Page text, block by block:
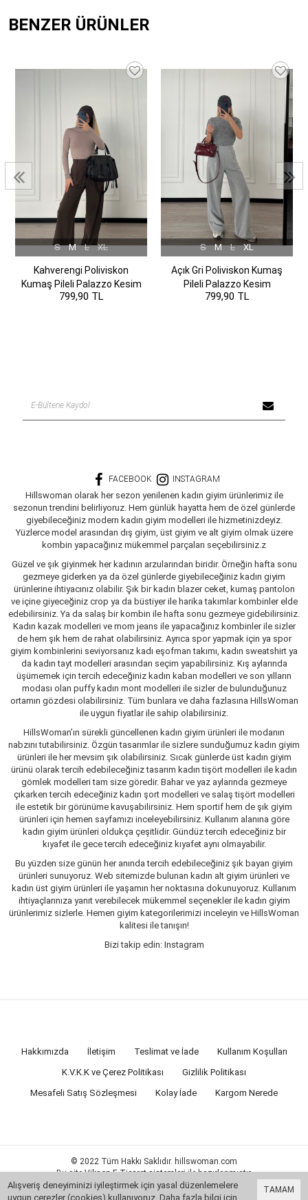
BENZER ÜRÜNLER
S M L XL
Kahverengi Poliviskon
Kumaş Pileli Palazzo Kesim
Pantolon
799,90 TL
S M L XL
Açık Gri Poliviskon Kumaş
Pileli Palazzo Kesim
Pantolon
799,90 TL
FACEBOOK INSTAGRAM
Hillswoman olarak her sezon yenilenen kadın giyim ürünlerimiz ile
sezonun trendini belirliyoruz. Hem günlük hayatta hem de özel günlerde
giyebileceğiniz modern kadın giyim modelleri ile hizmetinizdeyiz.
Yüzlerce model arasından dış giyim, üst giyim ve alt giyim olmak üzere
kombin yapacağınız mükemmel parçaları seçebilirsiniz.z
Güzel ve şık giyinmek her kadının arzularından biridir. Örneğin hafta sonu
gezmeye giderken ya da özel günlerde giyebileceğiniz kadın giyim
ürünlerine ihtiyacınız olabilir. Şık bir kadın blazer ceket, kumaş pantolon
ve içine giyeceğiniz crop ya da büstiyer ile harika takımlar kombinler elde
edebilirsiniz. Ya da salaş bir kombin ile hafta sonu gezmeye gidebilirsiniz.
Kadın kazak modelleri ve mom jeans ile yapacağınız kombinler ile sizler
de hem şık hem de rahat olabilirsiniz. Ayrıca spor yapmak için ya spor
giyim kombinlerini seviyorsanız kadı eşofman takımı, kadın sweatshirt ya
da kadın tayt modelleri arasından seçim yapabilirsiniz. Kış aylarında
üşümemek için tercih edeceğiniz kadın kaban modelleri ve son yılların
modası olan puffy kadın mont modelleri ile sizler de bulunduğunuz
ortamın gözdesi olabilirsiniz. Tüm bunlara ve daha fazlasına HillsWoman
ile uygun fiyatlar ile sahip olabilirsiniz.
HillsWoman’ın sürekli güncellenen kadın giyim ürünleri ile modanın
nabzını tutabilirsiniz. Özgün tasarımlar ile sizlere sunduğumuz kadın giyim
ürünleri ile her mevsim şık olabilirsiniz. Sıcak günlerde üst kadın giyim
ürünü olarak tercih edebileceğiniz tasarım kadın tişört modelleri ile kadın
gömlek modelleri tam size göredir. Bahar ve yaz aylarında gezmeye
çıkarken tercih edeceğiniz kadın şort modelleri ve salaş tişört modelleri
ile estetik bir görünüme kavuşabilirsiniz. Hem sportif hem de şık giyim
ürünleri için hemen sayfamızı inceleyebilirsiniz. Kullanım alanına göre
kadın giyim ürünleri oldukça çeşitlidir. Gündüz tercih edeceğiniz bir
kıyafet ile gece tercih edeceğiniz kıyafet aynı olmayabilir.
Bu yüzden size günün her anında tercih edebileceğiniz şık bayan giyim
ürünleri sunuyoruz. Web sitemizde bulunan kadın alt giyim ürünleri ve
kadın üst giyim ürünleri ile yaşamın her noktasına dokunuyoruz. Kullanım
ihtiyaçlarınıza yanıt verebilecek mükemmel seçenekler ile kadın giyim
ürünlerimiz sizlerle. Hemen giyim kategorilerimizi inceleyin ve HillsWoman
kalitesi ile tanışın!
Bizi takip edin: Instagram
Hakkımızda İletişim Teslimat ve İade
Kullanım Koşulları
K.V.K.K ve Çerez Politikası
Gizlilik Politikası
Mesafeli Satış Sözleşmesi
Kolay İade Kargom Nerede
© 2022 Tüm Hakkı Saklıdır. hillswoman.com
Bu siteVikaon E-Ticaret sistemleriile hazırlanmıştır.
TAMAM
Alışveriş deneyiminizi iyileştirmek için yasal düzenlemelere
uygun çerezler (cookies) kullanıyoruz. Daha fazla bilgi için